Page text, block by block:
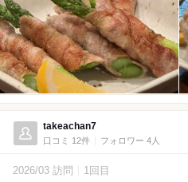
takeachan7
口コミ 12件 フォロワー 4人
2026/03 訪問 1回目